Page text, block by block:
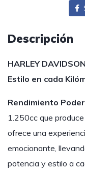
Descripción
HARLEY
Estilo en cada
Rendimiento
1.250cc que
ofrece una
emocionante,
potencia y estilo a